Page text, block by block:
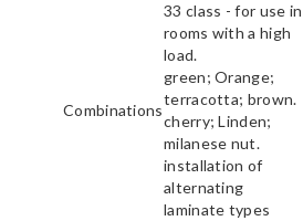
33 class - for use in
rooms with a high
load.
Combinations
green; Orange;
terracotta; brown.
cherry; Linden;
milanese nut.
installation of
alternating
laminate types